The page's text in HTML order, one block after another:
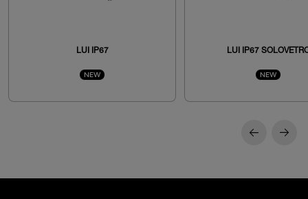
LUI IP67
NEW
LUI IP67
NEW